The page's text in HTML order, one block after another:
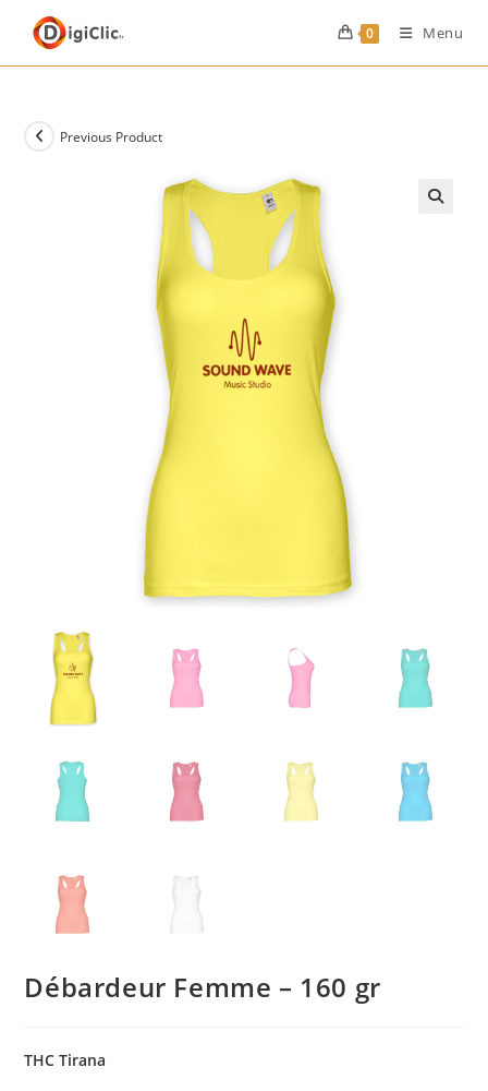
0 Menu
Previous Product
Débardeur Femme – 160 gr
THC Tirana